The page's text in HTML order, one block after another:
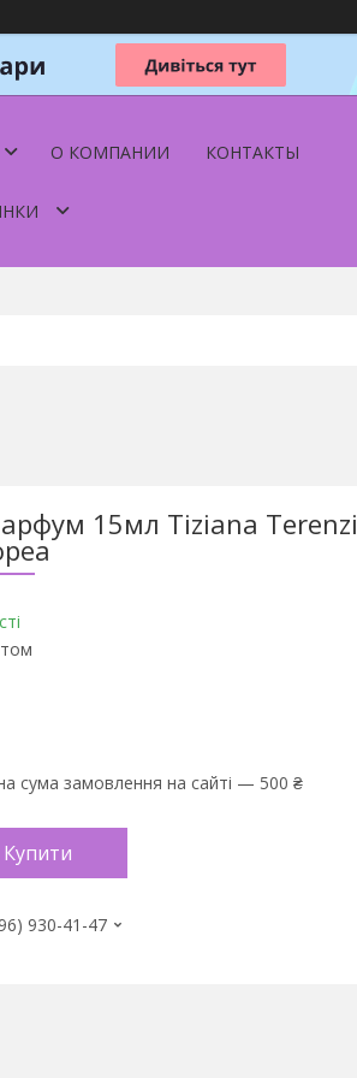
О КОМПАНИИ КОНТАКТЫ
15мл Tiziana Terenzi
сума замовлення на сайті — 500 ₴
Купити
930-41-47